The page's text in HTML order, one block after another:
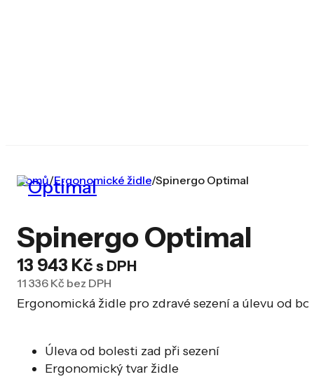
Domů/Ergonomické židle/Spinergo Optimal
Spinergo Optimal
13 943 Kč s DPH
11 336 Kč bez DPH
Ergonomická židle pro zdravé sezení a úlevu od
Úleva od bolesti zad při sezení
Ergonomický tvar židle